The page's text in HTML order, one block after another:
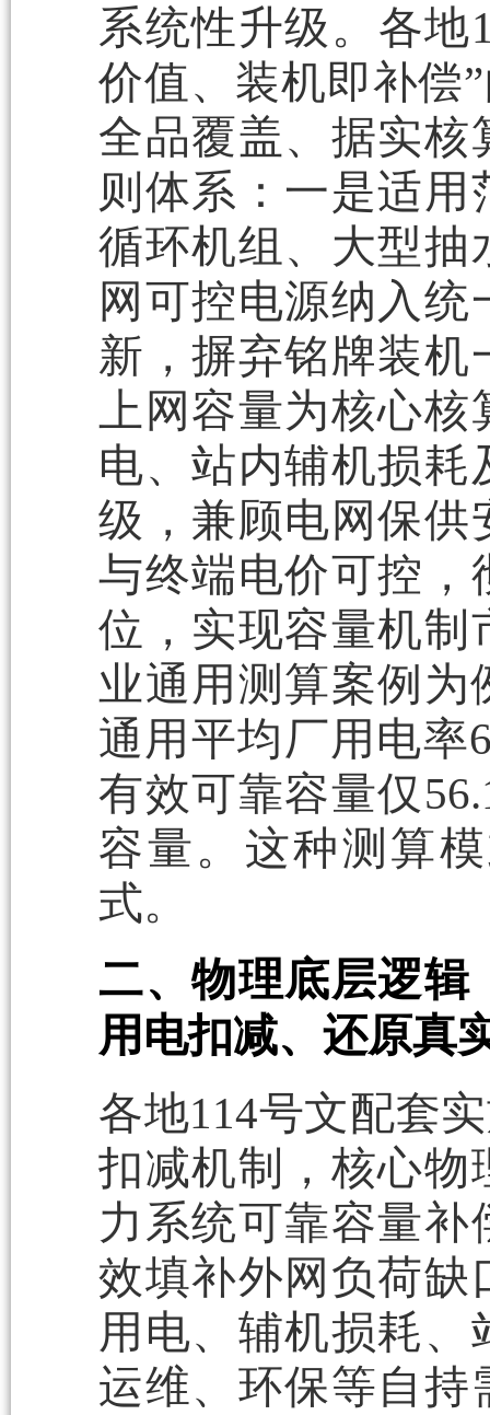
系统性升级。各地
价值、装机即补偿
全品覆盖、据实核
则体系：一是适
循环机组、大型抽
网可控电源纳入
新，摒弃铭牌装
上网容量为核心
电、站内辅机损
级，兼顾电网保供
与终端电价可控，
位，实现容量机制
业通用测算案例为
通用平均厂用电率
有效可靠容量仅
容量。这种测算
式。
二、物理底层逻辑
用电扣减、还原真
各地114号文配套
扣减机制，核心物
力系统可靠容量
效填补外网负荷缺
用电、辅机损耗
运维、环保等自持